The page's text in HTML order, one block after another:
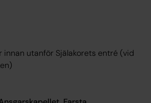
innan utanför Själakorets entré (vid